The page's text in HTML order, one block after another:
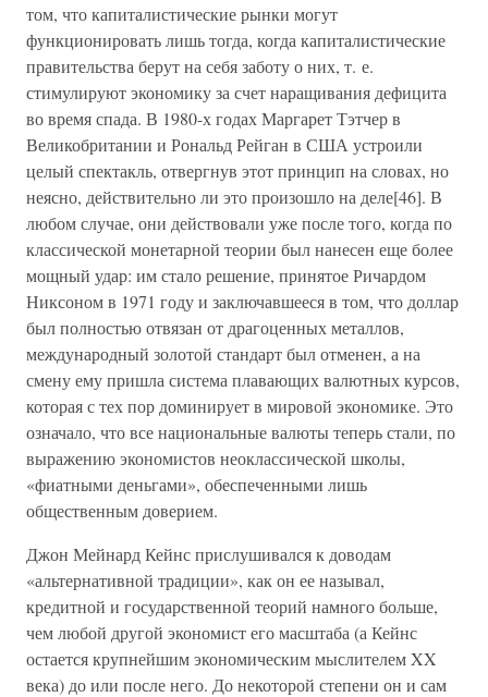
том, что капиталистические рынки могут
функционировать лишь тогда, когда капиталистические
правительства берут на себя заботу о них, т. е.
стимулируют экономику за счет наращивания дефицита
во время спада. В 1980-х годах Маргарет Тэтчер в
Великобритании и Рональд Рейган в США устроили
целый спектакль, отвергнув этот принцип на словах, но
неясно, действительно ли это произошло на деле[46]. В
любом случае, они действовали уже после того, когда по
классической монетарной теории был нанесен еще более
мощный удар: им стало решение, принятое Ричардом
Никсоном в 1971 году и заключавшееся в том, что доллар
был полностью отвязан от драгоценных металлов,
международный золотой стандарт был отменен, а на
смену ему пришла система плавающих валютных курсов,
которая с тех пор доминирует в мировой экономике. Это
означало, что все национальные валюты теперь стали, по
выражению экономистов неоклассической школы,
«фиатными деньгами», обеспеченными лишь
общественным доверием.
Джон Мейнард Кейнс прислушивался к доводам
«альтернативной традиции», как он ее называл,
кредитной и государственной теорий намного больше,
чем любой другой экономист его масштаба (а Кейнс
остается крупнейшим экономическим мыслителем XX
века) до или после него. До некоторой степени он и сам